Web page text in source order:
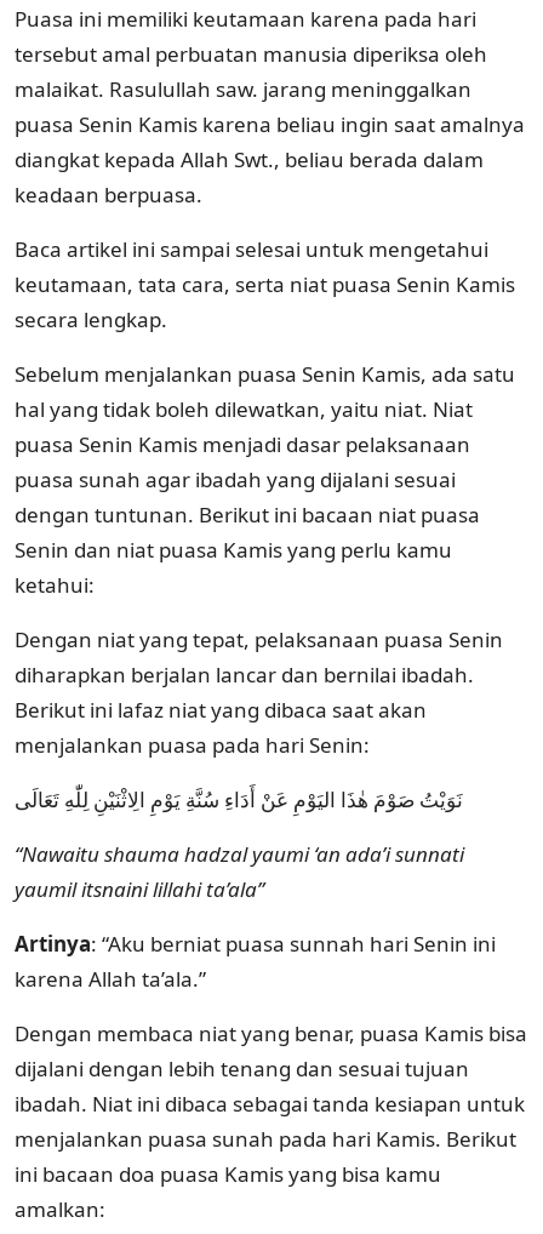
Puasa ini memiliki keutamaan karena pada hari
tersebut amal perbuatan manusia diperiksa oleh
malaikat. Rasulullah saw. jarang meninggalkan
puasa Senin Kamis karena beliau ingin saat amalnya
diangkat kepada Allah Swt., beliau berada dalam
keadaan berpuasa.
Baca artikel ini sampai selesai untuk mengetahui
keutamaan, tata cara, serta niat puasa Senin Kamis
secara lengkap.
Sebelum menjalankan puasa Senin Kamis, ada satu
hal yang tidak boleh dilewatkan, yaitu niat. Niat
puasa Senin Kamis menjadi dasar pelaksanaan
puasa sunah agar ibadah yang dijalani sesuai
dengan tuntunan. Berikut ini bacaan niat puasa
Senin dan niat puasa Kamis yang perlu kamu
ketahui:
Dengan niat yang tepat, pelaksanaan puasa Senin
diharapkan berjalan lancar dan bernilai ibadah.
Berikut ini lafaz niat yang dibaca saat akan
menjalankan puasa pada hari Senin:
نَوَيْتُ صَوْمَ هٰذَا اليَوْمِ عَنْ أَدَاءِ سُنَّةِ يَوْمِ الِاثْنَيْنِ لِلّٰهِ تَعَالَى
“Nawaitu shauma hadzal yaumi ‘an ada’i sunnati
yaumil itsnaini lillahi ta’ala”
Artinya: “Aku berniat puasa sunnah hari Senin ini
karena Allah ta’ala.”
Dengan membaca niat yang benar, puasa Kamis bisa
dijalani dengan lebih tenang dan sesuai tujuan
ibadah. Niat ini dibaca sebagai tanda kesiapan untuk
menjalankan puasa sunah pada hari Kamis. Berikut
ini bacaan doa puasa Kamis yang bisa kamu
amalkan: